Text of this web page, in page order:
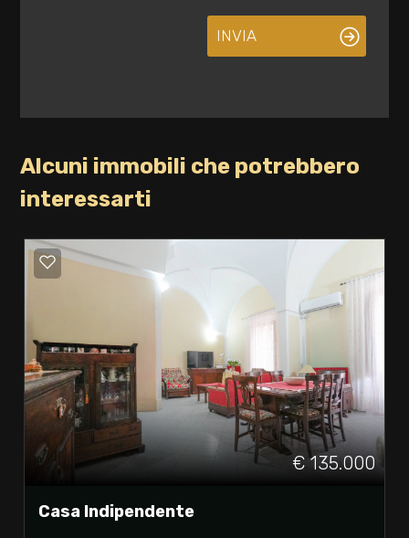
INVIA
Alcuni immobili che potrebbero
interessarti
€ 135.000
Casa Indipendente